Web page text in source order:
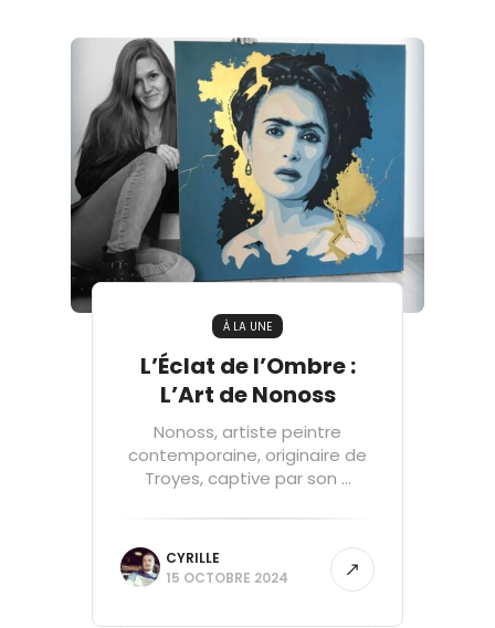
À LA UNE
L’Éclat de l’Ombre :
L’Art de Nonoss
Nonoss, artiste peintre
contemporaine, originaire de
Troyes, captive par son ...
CYRILLE
15 OCTOBRE 2024